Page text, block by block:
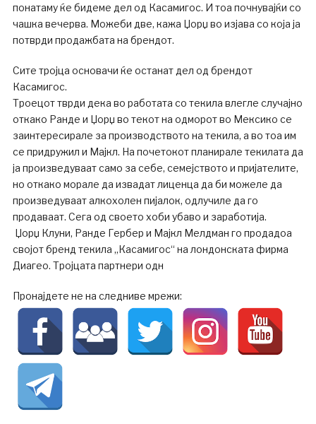
понатаму ќе бидеме дел од Касамигос. И тоа почнувајќи со
чашка вечерва. Можеби две, кажа Џорџ во изјава со која ја
потврди продажбата на брендот.
Сите тројца основачи ќе останат дел од брендот
Касамигос.
Троецот тврди дека во работата со текила влегле случајно
откако Ранде и Џорџ во текот на одморот во Мексико се
заинтересирале за производството на текила, а во тоа им
се придружил и Мајкл. На почетокот планирале текилата да
ја произведуваат само за себе, семејството и пријателите,
но откако морале да извадат лиценца да би можеле да
произведуваат алкохолен пијалок, одлучиле да го
продаваат. Сега од своето хоби убаво и заработија.
Џорџ Клуни, Ранде Гербер и Мајкл Мелдман го продадоа
својот бренд текила „Касамигос“ на лондонската фирма
Диагео. Тројцата партнери одн
Пронајдете не на следниве мрежи: